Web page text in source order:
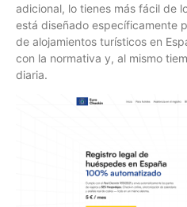
adicional, lo tienes más fácil de
está diseñado específicamente
de alojamientos turísticos en
con la normativa y, al mismo
diaria.